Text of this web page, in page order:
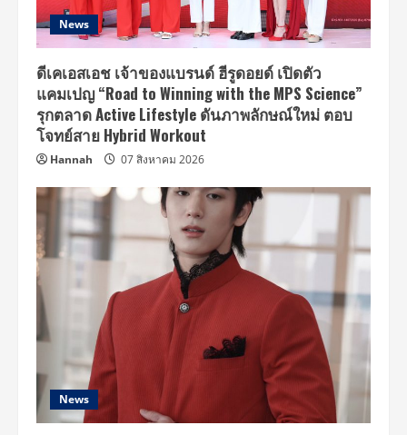
News
ดีเคเอสเอช เจ้าของแบรนด์ ฮีรูดอยด์ เปิดตัว
แคมเปญ “Road to Winning with the MPS Science”
รุกตลาด Active Lifestyle ดันภาพลักษณ์ใหม่ ตอบ
โจทย์สาย Hybrid Workout
Hannah 07 สิงหาคม 2026
News